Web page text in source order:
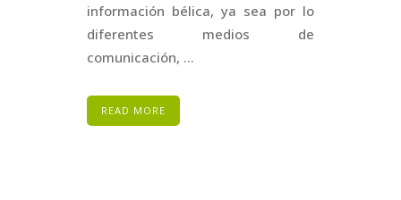
información bélica, ya sea por lo
diferentes medios de
comunicación, ...
READ MORE